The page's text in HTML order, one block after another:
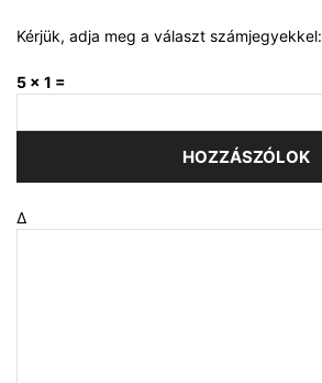
Kérjük, adja meg a választ számjegyekkel:
5 × 1 =
Δ